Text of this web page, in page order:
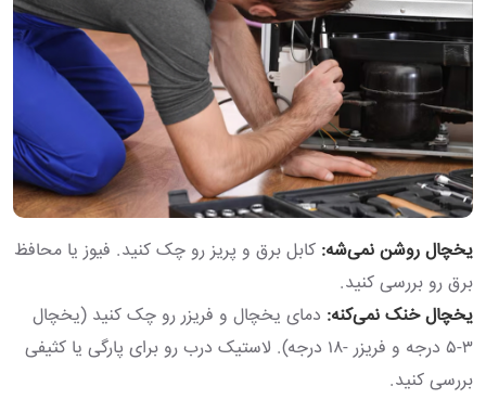
یخچال روشن نمی‌شه: کابل برق و پریز رو چک کنید. فیوز یا محافظ
برق رو بررسی کنید.
یخچال خنک نمی‌کنه: دمای یخچال و فریزر رو چک کنید (یخچال
۳-۵ درجه و فریزر -۱۸ درجه). لاستیک درب رو برای پارگی یا کثیفی
بررسی کنید.